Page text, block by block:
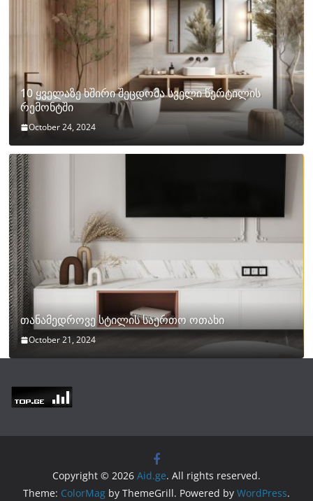
10 ყველაზე ხშირი შეცდომა სველი წერტილის
რემონტში
October 24, 2024
თანამედროვე სტილის საერთო ოთახი
October 21, 2024
Copyright © 2026 Aid.ge. All rights reserved.
Theme: ColorMag by ThemeGrill. Powered by WordPress.